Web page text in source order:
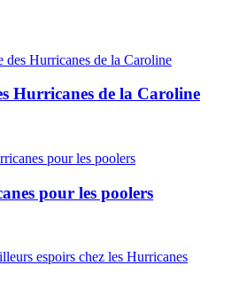
Hurricanes de la Caroline
pour les poolers